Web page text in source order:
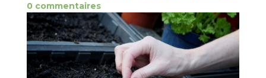
0 commentaires